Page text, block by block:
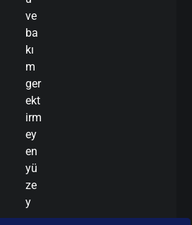
ve
ba
kı
m
ger
ekt
irm
ey
en
yü
ze
y